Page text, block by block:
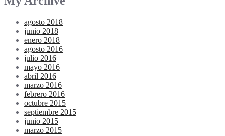
agosto 2018
junio 2018
enero 2018
agosto 2016
julio 2016
mayo 2016
abril 2016
marzo 2016
febrero 2016
octubre 2015
septiembre 2015
junio 2015
marzo 2015